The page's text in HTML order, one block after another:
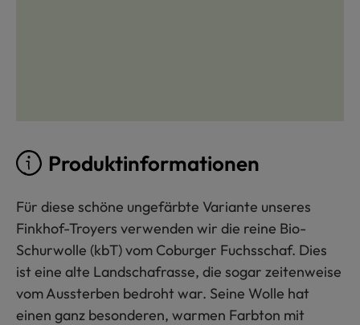
Produktinformationen
Für diese schöne ungefärbte Variante unseres
Finkhof-Troyers verwenden wir die reine Bio-
Schurwolle (kbT) vom Coburger Fuchsschaf. Dies
ist eine alte Landschafrasse, die sogar zeitenweise
vom Aussterben bedroht war. Seine Wolle hat
einen ganz besonderen, warmen Farbton mit